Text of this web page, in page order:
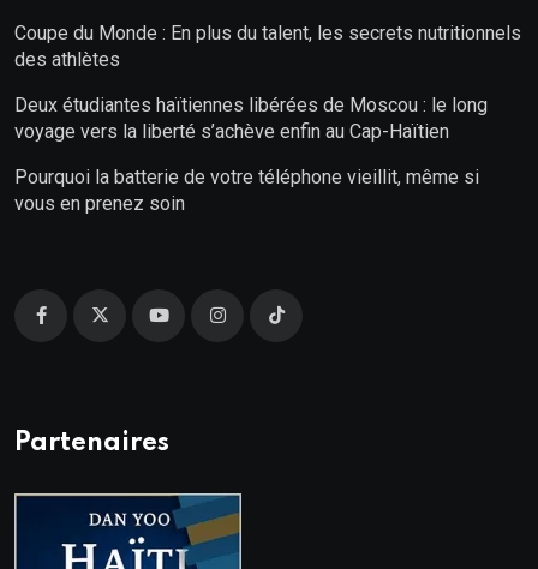
Coupe du Monde : En plus du talent, les secrets nutritionnels
des athlètes
Deux étudiantes haïtiennes libérées de Moscou : le long
voyage vers la liberté s’achève enfin au Cap-Haïtien
Pourquoi la batterie de votre téléphone vieillit, même si
vous en prenez soin
Partenaires